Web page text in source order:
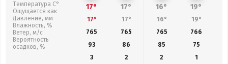
Температура С°
Ощущается как
Давление, мм
Влажность, %
Ветер, м/с
Вероятность
осадков, %
17° 17° 16° 19°
17° 17° 16° 19°
765
765 765 766
93
86 85 75
3
2 2
1